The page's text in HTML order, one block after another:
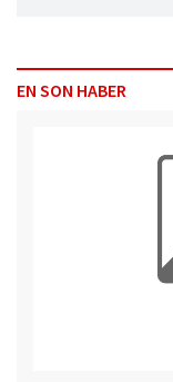
EN SON HABER